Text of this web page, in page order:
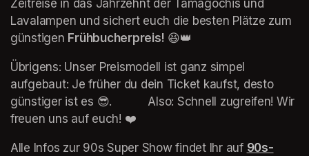
Zeitreise in das Jahrzehnt der Tamagochis und
Lavalampen und sichert euch die besten Plätze zum
günstigen Frühbucherpreis! 😆👑
Übrigens: Unser Preismodell ist ganz simpel
aufgebaut: Je früher du dein Ticket kaufst, desto
günstiger ist es 😎.           Also: Schnell zugreifen! Wir
freuen uns auf euch! ❤️
Alle Infos zur 90s Super Show findet Ihr auf 90s-